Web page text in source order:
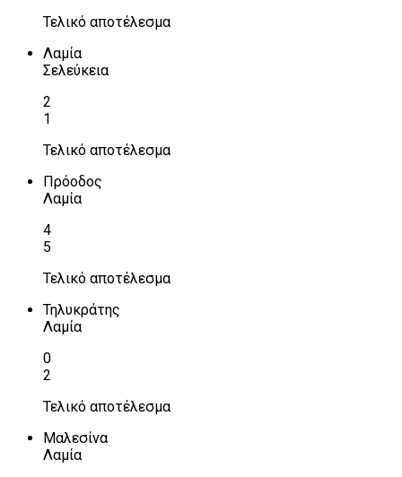
Τελικό αποτέλεσμα
Λαμία
Σελεύκεια
2
1
Τελικό αποτέλεσμα
Πρόοδος
Λαμία
4
5
Τελικό αποτέλεσμα
Τηλυκράτης
Λαμία
0
2
Τελικό αποτέλεσμα
Μαλεσίνα
Λαμία